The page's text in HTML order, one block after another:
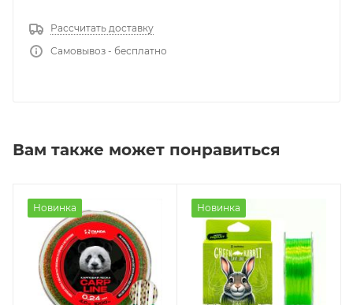
Рассчитать доставку
Самовывоз - бесплатно
Вам также может понравиться
Новинка Новинка